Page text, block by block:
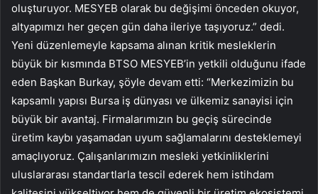
oluşturuyor. MESYEB olarak bu değişimi önceden okuyor,
altyapımızı her geçen gün daha ileriye taşıyoruz.” dedi.
Yeni düzenlemeyle kapsama alınan kritik mesleklerin
büyük bir kısmında BTSO MESYEB’in yetkili olduğunu ifade
eden Başkan Burkay, şöyle devam etti: “Merkezimizin bu
kapsamlı yapısı Bursa iş dünyası ve ülkemiz sanayisi için
büyük bir avantaj. Firmalarımızın bu geçiş sürecinde
üretim kaybı yaşamadan uyum sağlamalarını desteklemeyi
amaçlıyoruz. Çalışanlarımızın mesleki yetkinliklerini
uluslararası standartlarla tescil ederek hem istihdam